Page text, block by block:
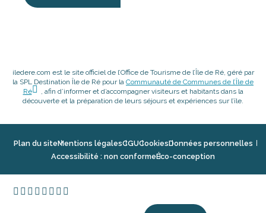
iledere.com est le site officiel de l’Office de Tourisme de l’Île de Ré, géré par
la SPL Destination Île de Ré pour la Communauté de Communes de l’Île de
Ré
, afin d’informer et d’accompagner visiteurs et habitants dans la
découverte et la préparation de leurs séjours et expériences sur l’île.
Plan du siteMentions légalesCGUCookiesDonnées personnelles
Accessibilité : non conformeÉco-conception